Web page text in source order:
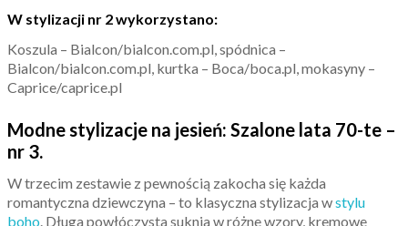
W stylizacji nr 2 wykorzystano:
Koszula – Bialcon/bialcon.com.pl, spódnica –
Bialcon/bialcon.com.pl, kurtka – Boca/boca.pl, mokasyny –
Caprice/caprice.pl
Modne stylizacje na jesień: Szalone lata 70-te –
nr 3.
W trzecim zestawie z pewnością zakocha się każda
romantyczna dziewczyna – to klasyczna stylizacja wstylu
boho. Długa powłóczysta suknia w różne wzory, kremowe